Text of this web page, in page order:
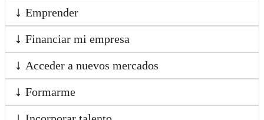
Emprender
Financiar mi empresa
Acceder a nuevos mercados
Formarme